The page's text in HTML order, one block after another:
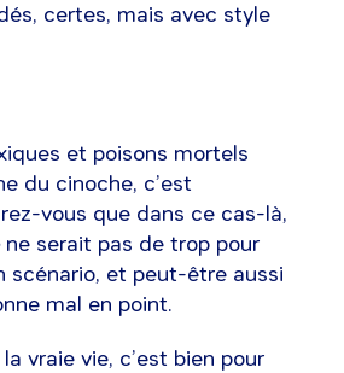
certes, mais avec style
et poisons mortels
du cinoche, c’est
vous que dans ce cas-là,
ne serait pas de trop pour
scénario, et peut-être aussi
mal en point.
la vraie vie, c’est bien pour